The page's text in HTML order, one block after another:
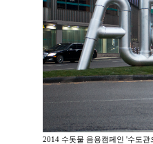
2014 수돗물 음용캠페인 '수도